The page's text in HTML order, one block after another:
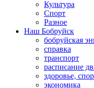
Культура
Спорт
Разное
Наш Бобруйск
бобруйская
справка
транспорт
расписание
здоровье,
экономика